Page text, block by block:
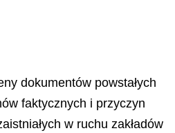
dokumentów powstałych
faktycznych i przyczyn
w ruchu zakładów